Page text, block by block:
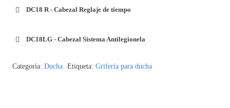
DC18 R - Cabezal Reglaje de tiempo
DC18LG - Cabezal Sistema Antilegionela
Categoría: Ducha Etiqueta: Grifería para ducha